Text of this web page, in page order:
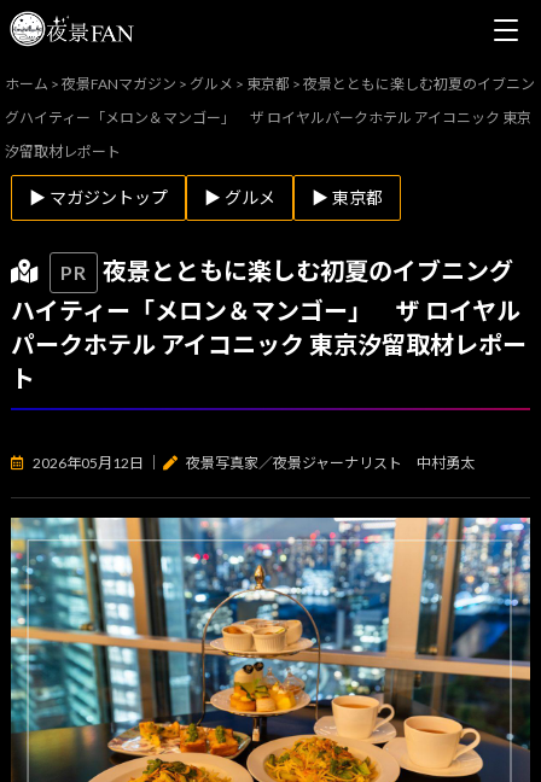
ホーム >夜景FANマガジン > グルメ > 東京都 >夜景とともに楽しむ初夏のイブニン
グハイティー「メロン＆マンゴー」 ザ ロイヤルパークホテル アイコニック 東京
汐留取材レポート
▶ マガジントップ ▶ グルメ ▶ 東京都
PR
夜景とともに楽しむ初夏のイブニング
ハイティー「メロン＆マンゴー」 ザ ロイヤル
パークホテル アイコニック 東京汐留取材レポー
ト
2026年05月12日 夜景写真家／夜景ジャーナリスト 中村勇太